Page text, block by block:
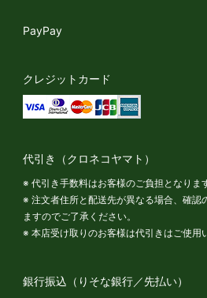
PayPay
クレジットカード
代引き（クロネコヤマト）
※ 代引き手数料はお客様のご負担となりま
※ 注文者住所と配送先が異なる場合、確認
ますのでご了承ください。
※ 本店受け取りのお客様は代引きはご使用
銀行振込（りそな銀行／先払い）